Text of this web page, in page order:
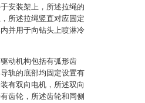
安装架上，所述拉绳的
所述拉绳竖直对应固定
并用于向钻头上喷淋冷
动机构包括有弧形齿
轨的底部均固定设置有
有双向电机，所述双向
齿轮，所述齿轮和同侧